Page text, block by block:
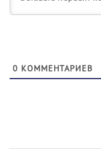
0 КОММЕНТАРИЕВ